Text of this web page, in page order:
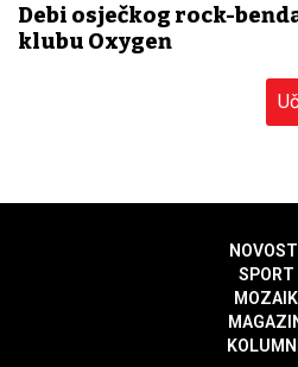
Debi osječkog rock-
klubu Oxygen
SPORT
MOZAIK